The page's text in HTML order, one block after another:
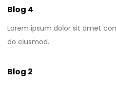
Blog 4
Lorem ipsum dolor sit amet
do eiusmod.
Blog 2